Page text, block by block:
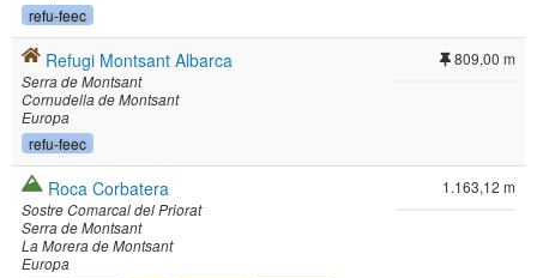
refu-feec
Refugi Montsant Albarca
Serra de Montsant
Cornudella de Montsant
Europa
refu-feec
809,00 m
Roca Corbatera
Sostre Comarcal del Priorat
Serra de Montsant
La Morera de Montsant
Europa
1.163,12 m